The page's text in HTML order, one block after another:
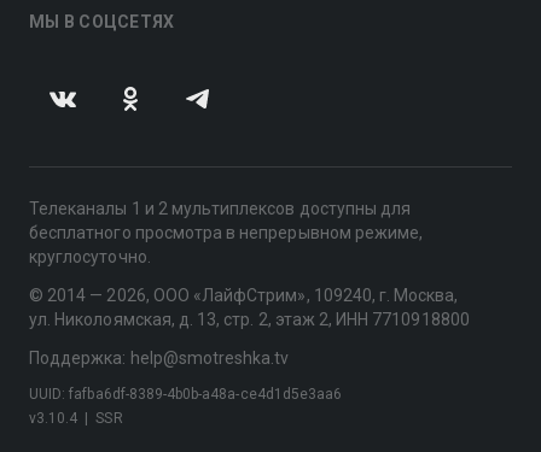
МЫ В СОЦСЕТЯХ
Телеканалы 1 и 2 мультиплексов доступны для
бесплатного просмотра в непрерывном режиме,
круглосуточно.
© 2014 — 2026, ООО «ЛайфСтрим», 109240, г. Москва,
ул. Николоямская, д. 13, стр. 2, этаж 2, ИНН 7710918800
Поддержка: help@smotreshka.tv
v3.10.4 SSR
UUID: fafba6df-8389-4b0b-a48a-ce4d1d5e3aa6